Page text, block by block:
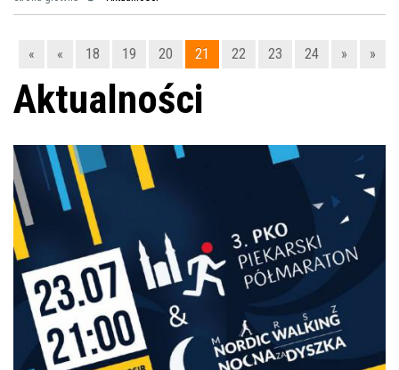
« « 18 19 20 21 22 23 24 » »
Aktualności